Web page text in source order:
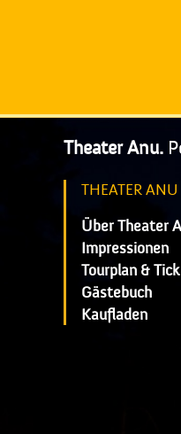
Theater Anu.
THEATER ANU
Über Theater
Impressionen
Tourplan &
Gästebuch
Kaufladen